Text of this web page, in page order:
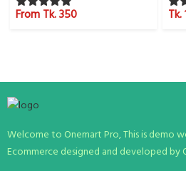
From Tk. 350 Tk.
Welcome to Onemart Pro, This is demo
Ecommerce designed and developed by